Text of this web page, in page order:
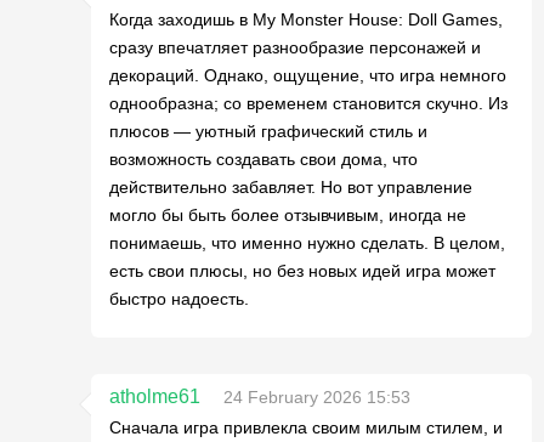
Когда заходишь в My Monster House: Doll Games,
сразу впечатляет разнообразие персонажей и
декораций. Однако, ощущение, что игра немного
однообразна; со временем становится скучно. Из
плюсов — уютный графический стиль и
возможность создавать свои дома, что
действительно забавляет. Но вот управление
могло бы быть более отзывчивым, иногда не
понимаешь, что именно нужно сделать. В целом,
есть свои плюсы, но без новых идей игра может
быстро надоесть.
atholme61
24 February 2026 15:53
Сначала игра привлекла своим милым стилем, и